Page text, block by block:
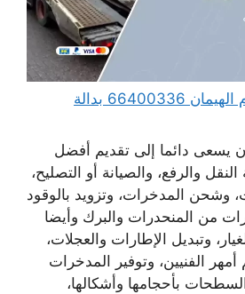
ونش كرين سطحة ام الهيمان 66400336 بدالة
يسعى دائما إلى تقديم أفضل
والرفع، والصيانة أو التصليح،
وشحن المدخرات، وتزويد بالوقود
من المنحدرات والبرك وأيضا
وتبديل الإطارات والعجلات،
أمهر الفنيين، وتوفير المدخرات
بأحجامها وأشكالها،